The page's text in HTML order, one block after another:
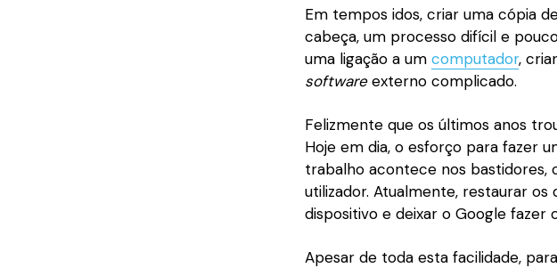
Em tempos idos, criar uma cópia
cabeça, um processo difícil e
uma ligação a um computador,
softwareexterno complicado.
Felizmente que os últimos anos
Hoje em dia, o esforço para fazer
trabalho acontece nos bastidores,
utilizador. Atualmente, restaurar
dispositivo e deixar o Google fazer
Apesar de toda esta facilidade,